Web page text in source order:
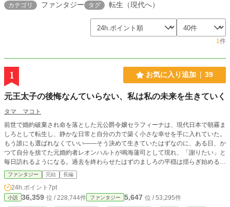
カテゴリ ファンタジー タグ 転生（現代へ）
1件
1 お気に入り追加 39
元王太子の後悔なんていらない、私は私の未来を生きていく
タマ マコト
前世で婚約破棄され命を落とした元公爵令嬢セラフィーナは、現代日本で朝霧ま
しろとして転生し、静かな日常と自分の力で築く小さな幸せを手に入れていた。
もう誰にも選ばれなくていい――そう決めて生きていたはずなのに、ある日、か
つて自分を捨てた元婚約者レオンハルトが鳴海蓮司として現れ、「謝りたい」と
毎日訪れるようになる。過去を終わらせたはずのましろの平穏は揺らぎ始める
が、彼女は決して受け入れず、「私はもうあなたに評価されるために生きていな
い」と突き放す。一方で現代では、彼女の才能が評価され始め、新たな人生が動
き出す中、元婚約者の後悔と執着が静かに絡みついていく。
ファンタジー 完結 長編
24h.ポイント 7pt
小説 36,359 位 / 228,744件 ファンタジー 5,647 位 / 53,295件